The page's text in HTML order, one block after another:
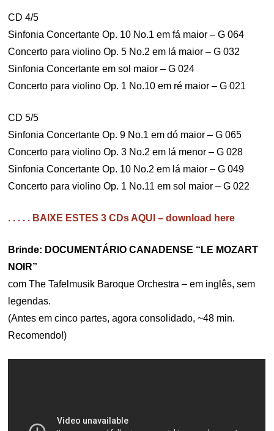
CD 4/5
Sinfonia Concertante Op. 10 No.1 em fá maior – G 064
Concerto para violino Op. 5 No.2 em lá maior – G 032
Sinfonia Concertante em sol maior – G 024
Concerto para violino Op. 1 No.10 em ré maior – G 021
CD 5/5
Sinfonia Concertante Op. 9 No.1 em dó maior – G 065
Concerto para violino Op. 3 No.2 em lá menor – G 028
Sinfonia Concertante Op. 10 No.2 em lá maior – G 049
Concerto para violino Op. 1 No.11 em sol maior – G 022
. . . . . BAIXE ESTES 3 CDs AQUI – download here
Brinde: DOCUMENTÁRIO CANADENSE “LE MOZART
NOIR”
com The Tafelmusik Baroque Orchestra – em inglês, sem
legendas.
(Antes em cinco partes, agora consolidado, ~48 min.
Recomendo!)